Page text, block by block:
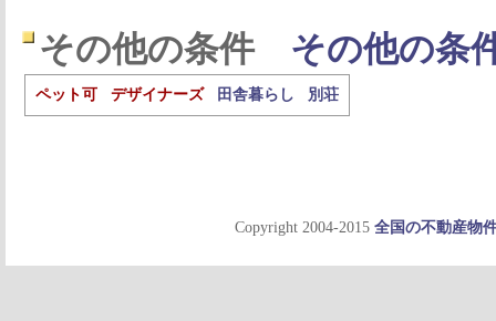
その他の条件 その他の条
ペット可 デザイナーズ 田舎暮らし 別荘
Copyright 2004-2015 全国の不動産物